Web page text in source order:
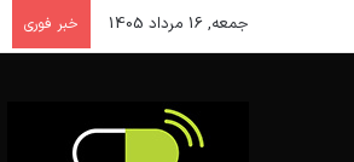
جمعه, 16 مرداد 1405 خبر فوری